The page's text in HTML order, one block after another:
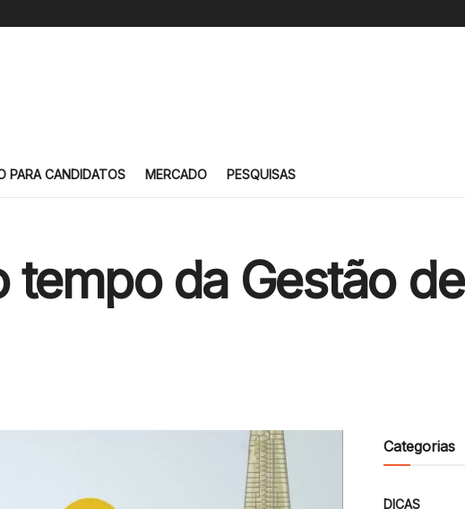
PARA CANDIDATOS MERCADO PESQUISAS
tempo da Gestão de
Categorias
DICAS